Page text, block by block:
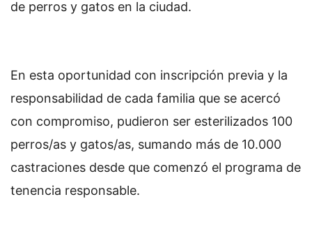
de perros y gatos en la ciudad.
En esta oportunidad con inscripción previa y la
responsabilidad de cada familia que se acercó
con compromiso, pudieron ser esterilizados 100
perros/as y gatos/as, sumando más de 10.000
castraciones desde que comenzó el programa de
tenencia responsable.